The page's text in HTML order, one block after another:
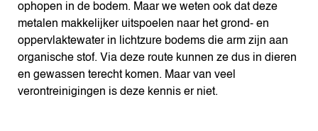
ophopen in de bodem. Maar we weten ook dat deze
metalen makkelijker uitspoelen naar het grond- en
oppervlaktewater in lichtzure bodems die arm zijn aan
organische stof. Via deze route kunnen ze dus in dieren
en gewassen terecht komen. Maar van veel
verontreinigingen is deze kennis er niet.